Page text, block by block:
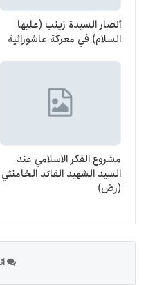
أنصار السيدة زينب (عليها
السلام) في معركة عاشورائية
مشروع الفكر الاسلامي عند
السيد الشهيد القائد الخامنئي
(رض)